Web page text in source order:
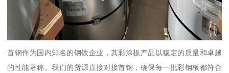
首钢作为国内知名的钢铁企业，其彩涂板产品以稳定的质量和卓越
的性能著称。我们的货源直接对接首钢，确保每一批彩钢板都符合